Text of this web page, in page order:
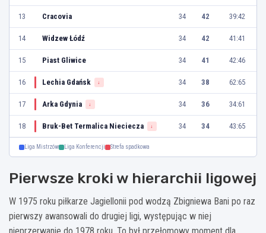
13 Cracovia 34 42 39:42
14 Widzew Łódź 34 42 41:41
15 Piast Gliwice 34 41 42:46
16 Lechia Gdańsk ↓ 34 38 62:65
17 Arka Gdynia ↓ 34 36 34:61
18 Bruk-Bet Termalica Nieciecza ↓ 34 34 43:65
Liga Mistrzów Liga Konferencji Strefa spadkowa
Pierwsze kroki w hierarchii ligowej
W 1975 roku piłkarze Jagiellonii pod wodzą Zbigniewa Bani po raz
pierwszy awansowali do drugiej ligi, występując w niej